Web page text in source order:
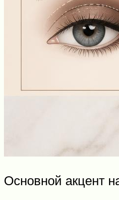
Основной акцент